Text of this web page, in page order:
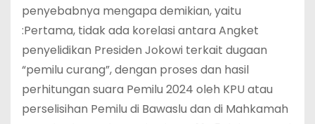
penyebabnya mengapa demikian, yaitu
:Pertama, tidak ada korelasi antara Angket
penyelidikan Presiden Jokowi terkait dugaan
“pemilu curang”, dengan proses dan hasil
perhitungan suara Pemilu 2024 oleh KPU atau
perselisihan Pemilu di Bawaslu dan di Mahkamah